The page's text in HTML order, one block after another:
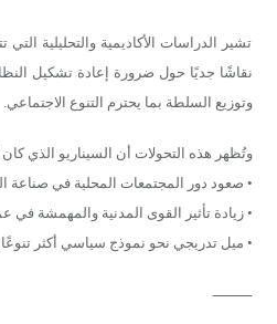
تشير الدراسات الأكاديمية والتحليلية
نقاشًا جديًا حول ضرورة إعادة تشكيل
وتوزيع السلطة بما يحترم التنوع الاجتماعي.
وتُظهر هذه التحولات أن السيناريو الذي
• صعود دور المجتمعات المحلية في صناعة
• زيادة تأثير القوى المدنية والمهمشة في
• ميل تدريجي نحو نموذج سياسي أكثر
⸻